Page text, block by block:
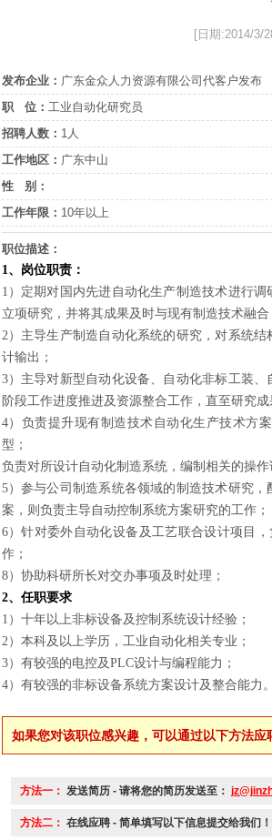
[日期:2014/3/
发布企业： 广东金众人力资源有限公司代客户发布
职 位： 工业自动化研究员
招聘人数： 1人
工作地区： 广东中山
性 别：
工作年限： 10年以上
职位描述：
1 、岗位职责：
1 ）定期对国内先进自动化生产制造技术进行
立项研究，并将其成果及时与现有制造技术融合
2 ）主导生产制造自动化系统的研究，对系统
计输出；
3）主导对新型自动化设备、自动化非标工装
阶段工作进度推进及资源整合工作，直至研究成
4）负责提升现有制造技术自动化生产技术方
型；
负责对所设计自动化制造系统，编制相关的操作
5）参与公司制造系统各领域的制造技术研究
案，则负责主导自动控制系统方案研究的工作；
6）针对委外自动化设备及工艺联合设计项目
作；
8）协助科研所长对交办事项及时处理；
2、任职要求
1 ）十年以上非标设备及控制系统设计经验；
2 ）本科及以上学历，工业自动化相关专业；
3）有较强的电控及PLC设计与编程能力；
4） 有较强的非标设备系统方案设计及整合能力。
如果您对该职位感兴趣，可以通过以下方法
方法一： 发送简历 - 请将您的简历发送至：
方法二： 在线应聘 - 简单填写以下信息提交给我们！